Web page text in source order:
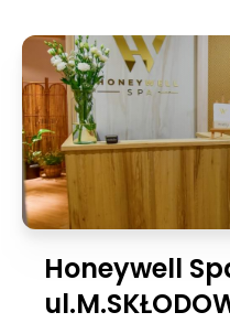
Honeywell